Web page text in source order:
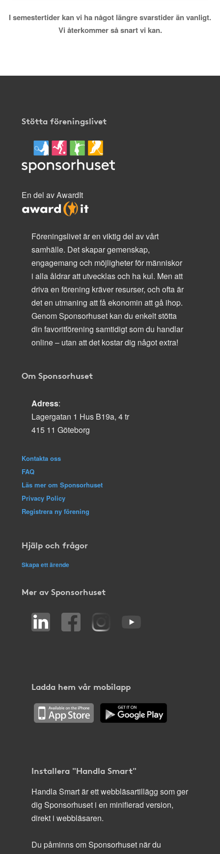
I semestertider kan vi ha något längre svarstider än vanligt.
Vi återkommer så snart vi kan.
Stötta föreningslivet
En del av AwardIt
Föreningslivet är en viktig del av vårt
samhälle. Det skapar gemenskap,
engagemang och möjligheter för människor
i alla åldrar att utvecklas och ha kul. Men att
driva en förening kräver resurser, och ofta är
det en utmaning att få ekonomin att gå ihop.
Genom Sponsorhuset kan du enkelt stötta
din favoritförening samtidigt som du handlar
online – utan att det kostar dig något extra!
Om Sponsorhuset
Adress:
Lagergatan 1 Hus B19a, 4 tr
415 11 Göteborg
Kontakta oss
FAQ
Läs mer om Sponsorhuset
Privacy Policy
Registrera ny förening
Hjälp och frågor
Skapa ett ärende
Mer av Sponsorhuset
Ladda hem vår mobilapp
Installera "Handla Smart"
Handla Smart är ett webbläsartillägg som ger
dig Sponsorhuset i en minifierad version,
direkt i webbläsaren.
Du påminns om Sponsorhuset när du